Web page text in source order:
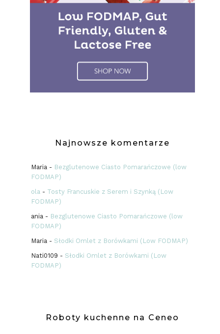
Najnowsze komentarze
Maria- Bezglutenowe Ciasto Pomarańczowe (low
FODMAP)
ola- Tosty Francuskie z Serem i Szynką (Low
FODMAP)
ania- Bezglutenowe Ciasto Pomarańczowe (low
FODMAP)
Maria- Słodki Omlet z Borówkami (Low FODMAP)
Nati0109 - Słodki Omlet z Borówkami (Low
FODMAP)
Roboty kuchenne na Ceneo